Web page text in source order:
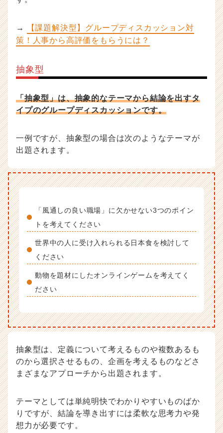
→
【課題解決型】グループディスカッション対
策！人事から高評価をもらうには？
抽象型
「抽象型」は、抽象的なテーマから結論を出すタ
イプのグループディスカッションです。
一例ですが、抽象型の場合は次のようなテーマが
出題されます。
「風通しの良い職場」に欠かせない3つのポイン
トを考えてください
世界中の人に受け入れられる日本食を検討して
ください
動物を題材にしたオンラインゲームを考えてく
ださい
抽象型は、定義について考えるものや複数あるも
のから選択させるもの、企画を考えるものなどさ
まざまなアプローチから出題されます。
テーマとしては単純明快でわかりやすいものばか
りですが、結論を導き出すには柔軟な思考力や発
想力が必要です。